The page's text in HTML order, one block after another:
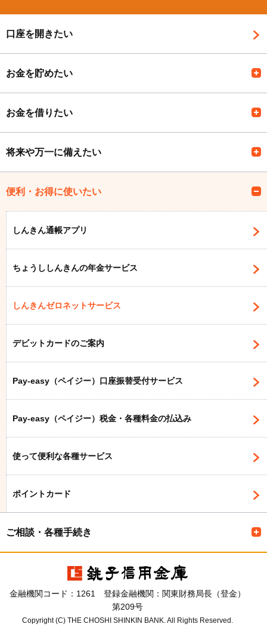
口座を開きたい
お金を貯めたい
お金を借りたい
将来や万一に備えたい
便利・お得に使いたい
しんきん通帳アプリ
ちょうししんきんの年金サービス
しんきんゼロネットサービス
デビットカードのご案内
Pay-easy（ペイジー）口座振替受付サービス
Pay-easy（ペイジー）税金・各種料金の払込み
使って便利な各種サービス
ポイントカード
ご相談・各種手続き
金融機関コード：1261 登録金融機関：関東財務局長（登金）
第209号
Copyright (C) THE CHOSHI SHINKIN BANK. All Rights Reserved.